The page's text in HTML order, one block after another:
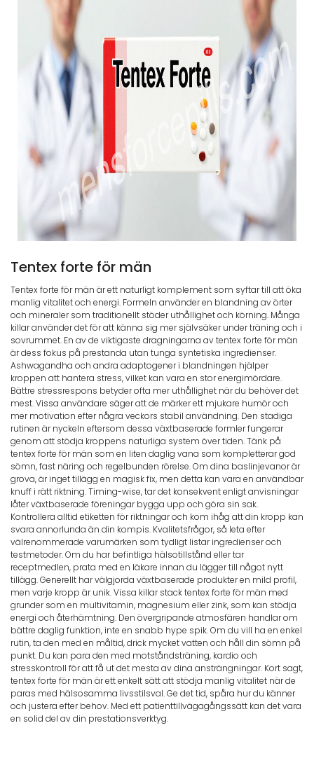
Tentex forte för män
Tentex forte för män är ett naturligt komplement som syftar till att öka
manlig vitalitet och energi. Formeln använder en blandning av örter
och mineraler som traditionellt stöder uthållighet och körning. Många
killar använder det för att känna sig mer självsäker under träning och i
sovrummet. En av de viktigaste dragningarna av tentex forte för män
är dess fokus på prestanda utan tunga syntetiska ingredienser.
Ashwagandha och andra adaptogener i blandningen hjälper
kroppen att hantera stress, vilket kan vara en stor energimördare.
Bättre stressrespons betyder ofta mer uthållighet när du behöver det
mest. Vissa användare säger att de märker ett mjukare humör och
mer motivation efter några veckors stabil användning. Den stadiga
rutinen är nyckeln eftersom dessa växtbaserade formler fungerar
genom att stödja kroppens naturliga system över tiden. Tänk på
tentex forte för män som en liten daglig vana som kompletterar god
sömn, fast näring och regelbunden rörelse. Om dina baslinjevanor är
grova, är inget tillägg en magisk fix, men detta kan vara en användbar
knuff i rätt riktning. Timing-wise, tar det konsekvent enligt anvisningar
låter växtbaserade föreningar bygga upp och göra sin sak.
Kontrollera alltid etiketten för riktningar och kom ihåg att din kropp kan
svara annorlunda än din kompis. Kvalitetsfrågor, så leta efter
välrenommerade varumärken som tydligt listar ingredienser och
testmetoder. Om du har befintliga hälsotillstånd eller tar
receptmedlen, prata med en läkare innan du lägger till något nytt
tillägg. Generellt har välgjorda växtbaserade produkter en mild profil,
men varje kropp är unik. Vissa killar stack tentex forte för män med
grunder som en multivitamin, magnesium eller zink, som kan stödja
energi och återhämtning. Den övergripande atmosfären handlar om
bättre daglig funktion, inte en snabb hype spik. Om du vill ha en enkel
rutin, ta den med en måltid, drick mycket vatten och håll din sömn på
punkt. Du kan para den med motståndsträning, kardio och
stresskontroll för att få ut det mesta av dina ansträngningar. Kort sagt,
tentex forte för män är ett enkelt sätt att stödja manlig vitalitet när de
paras med hälsosamma livsstilsval. Ge det tid, spåra hur du känner
och justera efter behov. Med ett patienttillvägagångssätt kan det vara
en solid del av din prestationsverktyg.